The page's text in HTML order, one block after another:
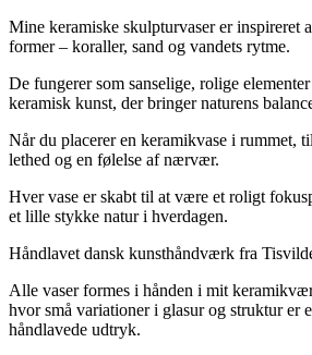
Mine keramiske skulpturvaser er inspireret
former – koraller, sand og vandets rytme.
De fungerer som sanselige, rolige
keramisk kunst, der bringer naturens
Når du placerer en keramikvase i rummet,
lethed og en følelse af nærvær.
Hver vase er skabt til at være et roligt
et lille stykke natur i hverdagen.
Håndlavet dansk kunsthåndværk fra
Alle vaser formes i hånden i mit
hvor små variationer i glasur og struktur er
håndlavede udtryk.